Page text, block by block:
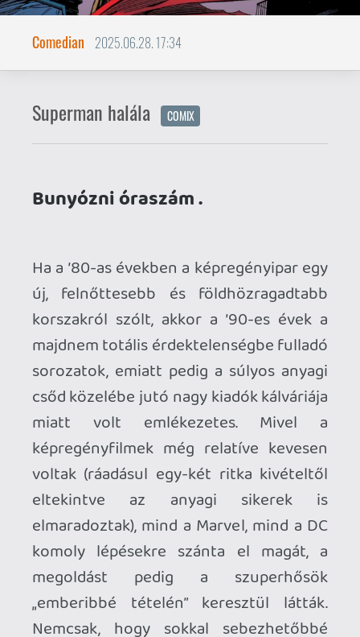
korszakról szólt, akkor a ’90-es évek a
sorozatok, emiatt pedig a súlyos anyagi
csőd közelébe jutó nagy kiadók kálváriája
képregényfilmek még relatíve kevesen
voltak (ráadásul egy-két ritka kivételtől
eltekintve az anyagi sikerek is
komoly lépésekre szánta el magát, a
megoldást pedig a szuperhősök
tették őket, de olyan történeteket írtak
köréjük, melyek felforgatták és nagyjából
örökre meg is változtatták az életüket –
persze utóbbi azért erős túlzás,
figyelembe véve a rengeteg reboot-ot,
újragondolást és módosítást, amit azóta
megértek ezeknek a kiadóknak az
univerzumai.
Akárhogy is, ezek miatt a drasztikus
lépések miatt történhetett meg az, hogy
Pókembernek előkerült a rég halottnak